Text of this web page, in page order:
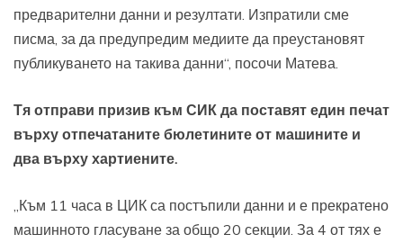
предварителни данни и резултати. Изпратили сме
писма, за да предупредим медиите да преустановят
публикуването на такива данни“, посочи Матева.
Тя отправи призив към СИК да поставят един печат
върху отпечатаните бюлетините от машините и
два върху хартиените.
„Към 11 часа в ЦИК са постъпили данни и е прекратено
машинното гласуване за общо 20 секции. За 4 от тях е